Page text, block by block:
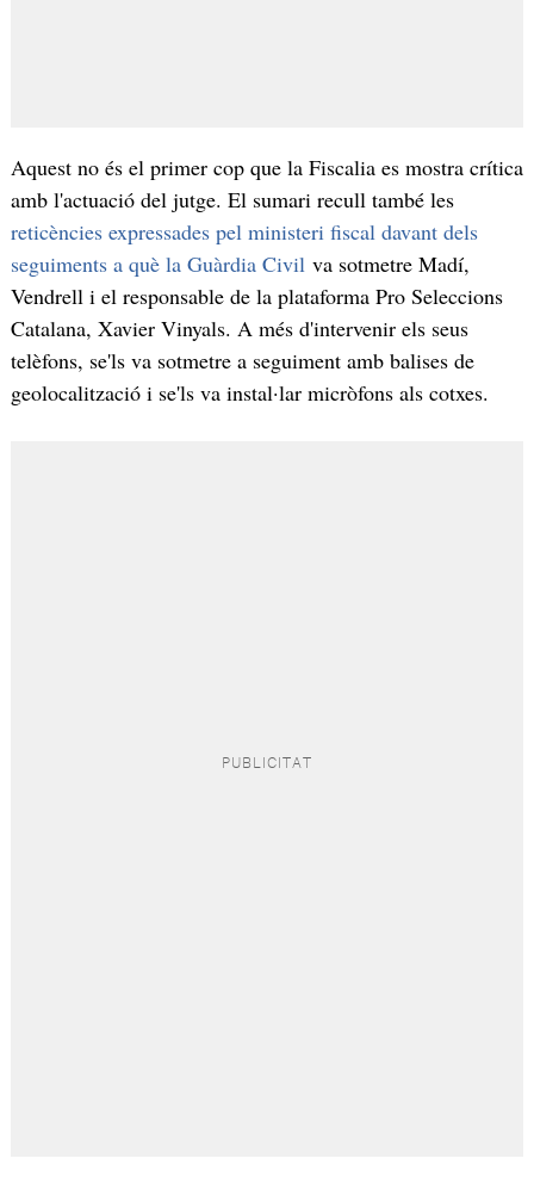
Aquest no és el primer cop que la Fiscalia es mostra crítica
amb l'actuació del jutge. El sumari recull també les
reticències expressades pel ministeri fiscal davant dels
seguiments a què la Guàrdia Civilva sotmetre Madí,
Vendrell i el responsable de la plataforma Pro Seleccions
Catalana, Xavier Vinyals. A més d'intervenir els seus
telèfons, se'ls va sotmetre a seguiment amb balises de
geolocalització i se'ls va instal·lar micròfons als cotxes.